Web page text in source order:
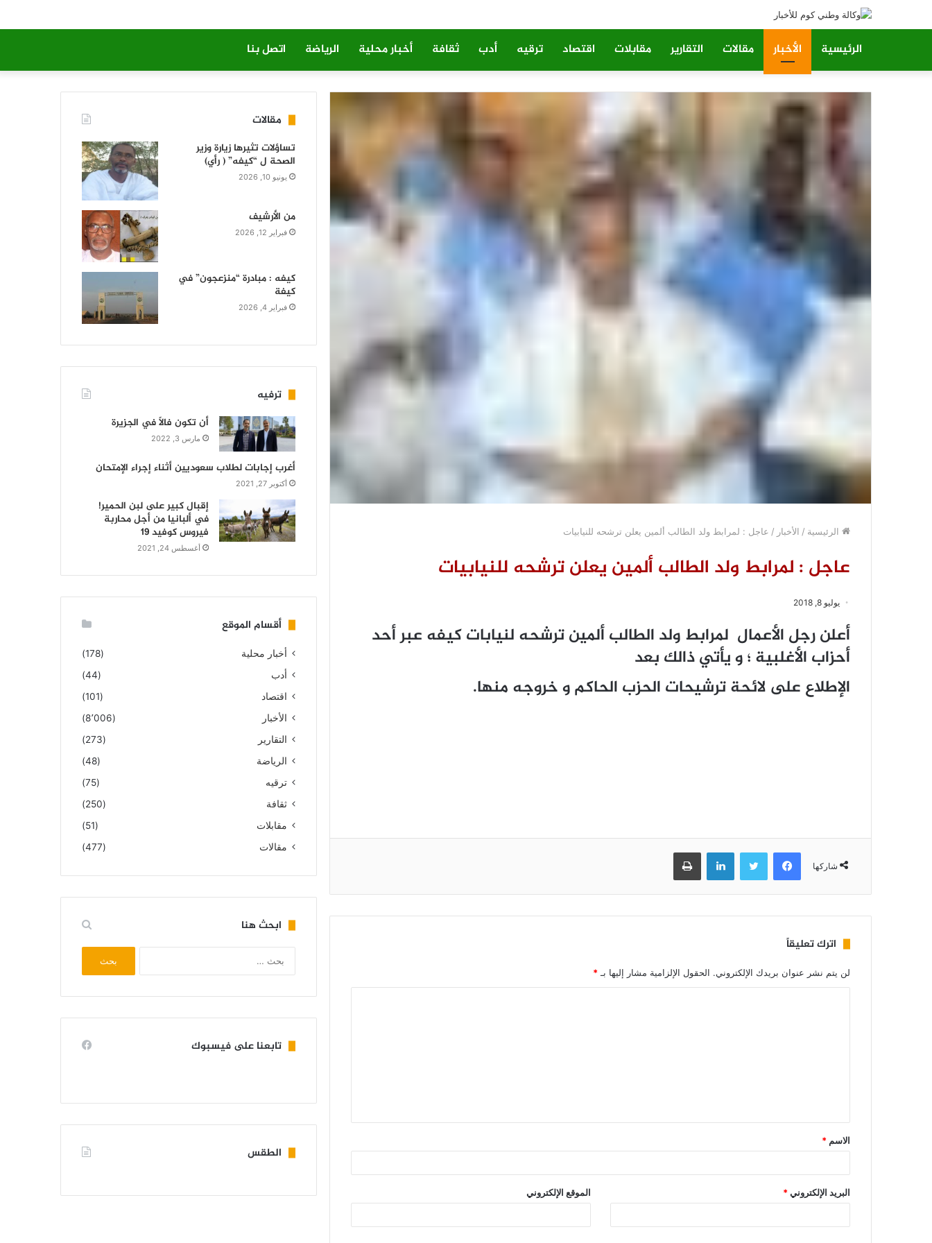
الرئيسية الأخبار مقالات التقارير مقابلات اقتصاد ترقيه أدب ثقافة أخبار محلية الرياضة اتصل بنا
الرئيسية / الأخبار / عاجل : لمرابط ولد الطالب ألمين يعلن ترشحه للنيابيات
عاجل : لمرابط ولد الطالب ألمين يعلن ترشحه للنيابيات
يوليو 8, 2018
أعلن رجل الأعمال لمرابط ولد الطالب ألمين ترشحه لنيابات كيفه عبر أحد
أحزاب الأغلبية ؛ و يأتي ذالك بعد
الإطلاع على لائحة ترشيحات الحزب الحاكم و خروجه منها.
شاركها
فيسبوك تويتر لينكدإن طباعة
اترك تعليقاً
لن يتم نشر عنوان بريدك الإلكتروني. الحقول الإلزامية مشار إليها بـ *
الاسم *
البريد الإلكتروني* الموقع الإلكتروني
مقالات
تساؤلات تثيرها زيارة وزير
الصحة ل “كيفه” ( رأي)
يونيو 10, 2026
من الأرشيف
فبراير 12, 2026
كيفه : مبادرة “منزعجون” في
كيفة
فبراير 4, 2026
ترفيه
أن تكون فالاً في الجزيرة
مارس 3, 2022
أغرب إجابات لطلاب سعوديين أثناء إجراء الإمتحان
أكتوبر 27, 2021
إقبال كبير على لبن الحمير!
في ألبانيا من أجل محاربة
فيروس كوفيد 19
أغسطس 24, 2021
أقسام الموقع
أخبار محلية
(178)
أدب
(44)
اقتصاد
(101)
الأخبار
(8٬006)
التقارير
(273)
الرياضة
(48)
ترقيه
(75)
ثقافة
(250)
مقابلات
(51)
مقالات
(477)
ابحث هنا
تابعنا على فيسبوك
الطقس